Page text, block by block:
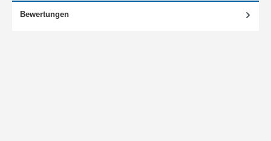
Bewertungen